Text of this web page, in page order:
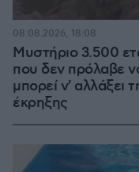
Μυστήριο 3.500
που δεν πρόλαβε
μπορεί ν' αλλάξει
έκρηξης
08.08.2026, 18:08